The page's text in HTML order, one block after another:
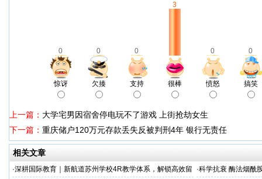
0 0 0
3
0 0
惊讶 欠揍 支持 很棒 愤怒 搞笑
上一篇： 大学宅男因宿舍停电玩不了游戏 上街抢劫女生
下一篇： 重庆储户120万元存款丢失反被判刑4年 银行无责任
相关文章
·深耕国际教育｜新航道苏州学校4R教学体系，解锁高效留
·科学抗衰 酶法烟酰